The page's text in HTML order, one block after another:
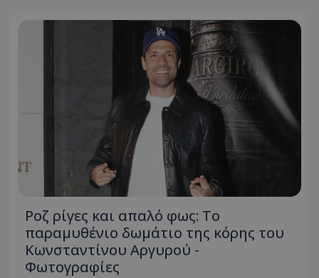
Ροζ ρίγες και απαλό φως: Το
παραμυθένιο δωμάτιο της κόρης του
Κωνσταντίνου Αργυρού -
Φωτογραφίες